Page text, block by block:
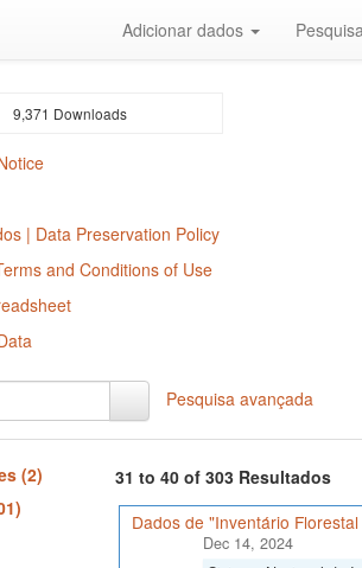
Adicionar dados
9,371 Downloads
| Data Preservation Policy
and Conditions of Use
Pesquisa avançada
(2)
31 to 40 of 303 Resultados
Dados de "Inventário
Dec 14, 2024